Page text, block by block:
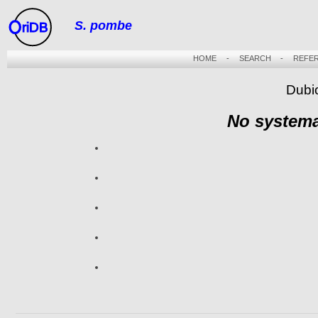
riDB S. pombe
HOME- SEARCH -
No